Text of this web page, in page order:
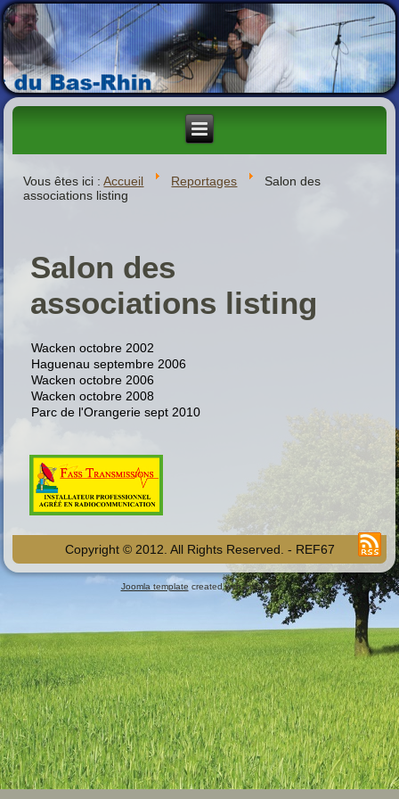
Vous êtes ici :Accueil Reportages
Salon des
associations listing
Salon des
associations listing
Wacken octobre 2002
Haguenau septembre 2006
Wacken octobre 2006
Wacken octobre 2008
Parc de l'Orangerie sept 2010
Copyright © 2012. All Rights Reserved. - REF67
Joomla template created with Artisteer.